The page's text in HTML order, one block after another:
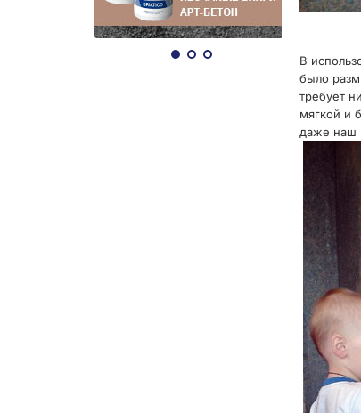
В
было
требует
мягкой и
даже наш